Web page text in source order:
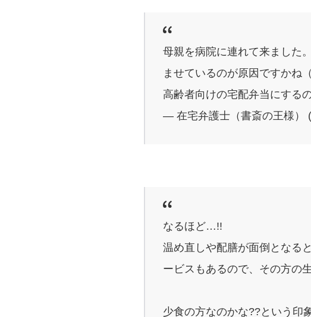
母親を病院に連れて来ました
ませているのが原因ですかね（
高齢者向けの宅配弁当にする
— 在宅弁護士（書斎の王様）
なるほど…!!
温め直しや配膳が面倒となる
ービスもあるので、その方の
少食の方なのかな??という印